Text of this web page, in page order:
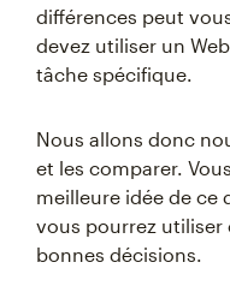
différences peut
devez utiliser un
tâche spécifique.
Nous allons donc
et les comparer.
meilleure idée de ce
vous pourrez utiliser
bonnes décisions.